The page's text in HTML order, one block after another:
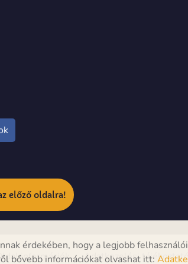
előző oldalra!
információk Adatkezelési
érdekében, hogy a legjobb
bővebb információkat olvashat itt: